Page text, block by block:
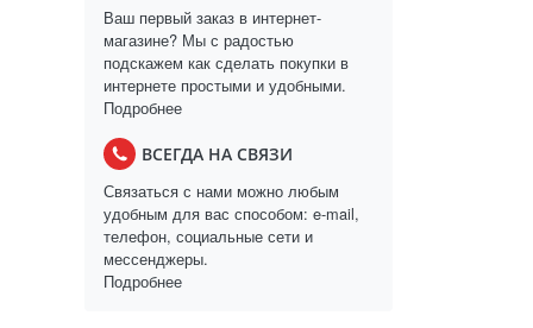
Ваш первый заказ в интернет-
магазине? Мы с радостью
подскажем как сделать покупки в
интернете простыми и удобными.
Подробнее
ВСЕГДА НА СВЯЗИ
Связаться с нами можно любым
удобным для вас способом: e-mail,
телефон, социальные сети и
мессенджеры.
Подробнее